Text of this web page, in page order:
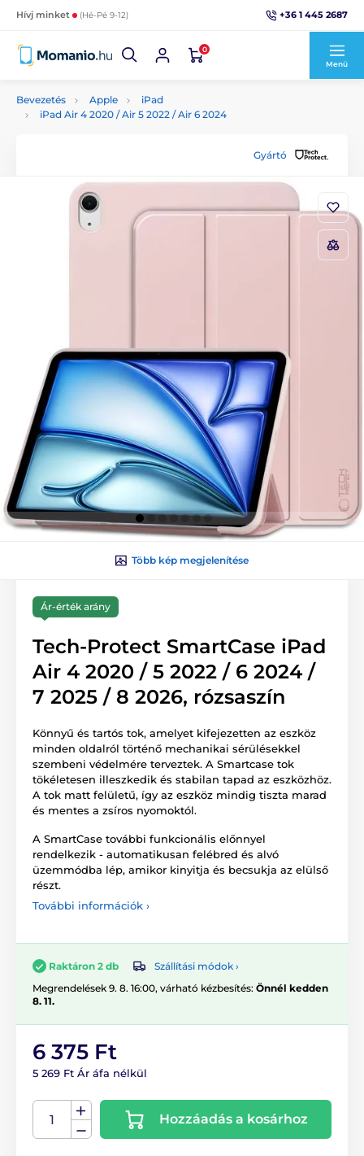
Hívj minket (Hé-Pé 9-12) +36 1 445 2687
0
Menü
Bevezetés Apple
iPad
iPad Air 4 2020 / Air 5 2022 / Air 6 2024
Gyártó
Több kép megjelenítése
Ár-érték arány
Tech-Protect SmartCase iPad
Air 4 2020 / 5 2022 / 6 2024 /
7 2025 / 8 2026, rózsaszín
Könnyű és tartós tok, amelyet kifejezetten az eszköz
minden oldalról történő mechanikai sérülésekkel
szembeni védelmére terveztek. A Smartcase tok
tökéletesen illeszkedik és stabilan tapad az eszközhöz.
A tok matt felületű, így az eszköz mindig tiszta marad
és mentes a zsíros nyomoktól.
A SmartCase további funkcionális előnnyel
rendelkezik - automatikusan felébred és alvó
üzemmódba lép, amikor kinyitja és becsukja az elülső
részt.
További információk ›
Raktáron 2 db
Szállítási módok ›
Megrendelések 9. 8. 16:00, várható kézbesítés: Önnél kedden
8. 11.
6 375 Ft
5 269 Ft Ár áfa nélkül
Hozzáadás a kosárhoz